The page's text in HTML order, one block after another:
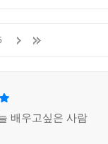
배우고싶은 사람